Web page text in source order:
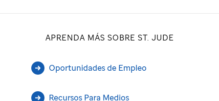
APRENDA MÁS SOBRE ST. JUDE
Oportunidades de Empleo
Recursos Para Medios